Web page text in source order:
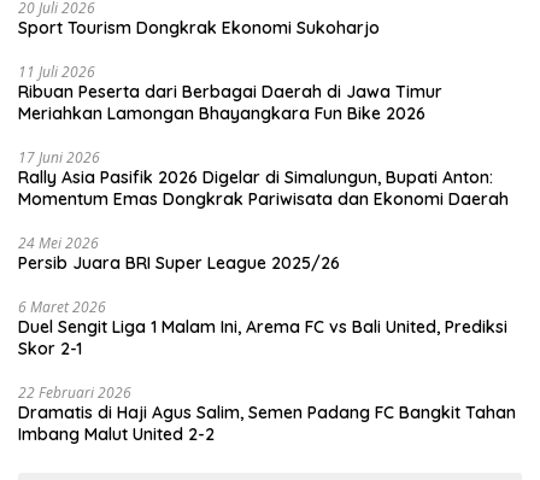
20 Juli 2026
Sport Tourism Dongkrak Ekonomi Sukoharjo
11 Juli 2026
Ribuan Peserta dari Berbagai Daerah di Jawa Timur
Meriahkan Lamongan Bhayangkara Fun Bike 2026
17 Juni 2026
Rally Asia Pasifik 2026 Digelar di Simalungun, Bupati Anton:
Momentum Emas Dongkrak Pariwisata dan Ekonomi Daerah
24 Mei 2026
Persib Juara BRI Super League 2025/26
6 Maret 2026
Duel Sengit Liga 1 Malam Ini, Arema FC vs Bali United, Prediksi
Skor 2-1
22 Februari 2026
Dramatis di Haji Agus Salim, Semen Padang FC Bangkit Tahan
Imbang Malut United 2-2